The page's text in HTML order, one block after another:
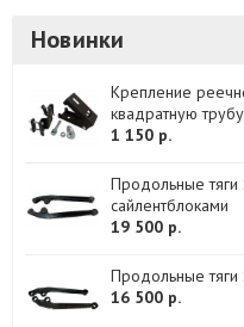
Новинки
Крепление
квадратную
1 150 р.
Продольные тяги
сайлентблоками
19 500 р.
Продольные тяги
16 500 р.